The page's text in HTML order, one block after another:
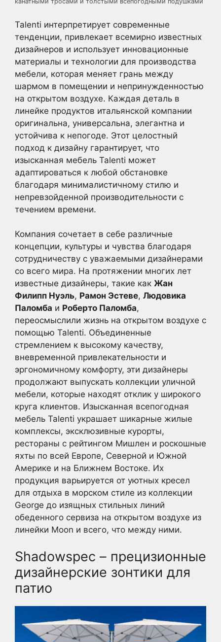
Talenti интерпретирует современные
тенденции, привлекает всемирно известных
дизайнеров и использует инновационные
материалы и технологии для производства
мебели, которая меняет грань между
шармом в помещении и непринужденностью
на открытом воздухе. Каждая деталь в
линейке продуктов итальянской компании
оригинальна, универсальна, элегантна и
устойчива к непогоде. Этот целостный
подход к дизайну гарантирует, что
изысканная мебель Talenti может
адаптироваться к любой обстановке
благодаря минималистичному стилю и
непревзойденной производительности с
течением времени.
Компания сочетает в себе различные
концепции, культуры и чувства благодаря
сотрудничеству с уважаемыми дизайнерами
со всего мира. На протяжении многих лет
известные дизайнеры, такие как Жан
Филипп Нуэль, Рамон Эстеве, Людовика
Паломба и Роберто Паломба,
переосмыслили жизнь на открытом воздухе с
помощью Talenti. Объединенные
стремлением к высокому качеству,
вневременной привлекательности и
эргономичному комфорту, эти дизайнеры
продолжают выпускать коллекции уличной
мебели, которые находят отклик у широкого
круга клиентов. Изысканная всепогодная
мебель Talenti украшает шикарные жилые
комплексы, эксклюзивные курорты,
рестораны с рейтингом Мишлен и роскошные
яхты по всей Европе, Северной и Южной
Америке и на Ближнем Востоке. Их
продукция варьируется от уютных кресел
для отдыха в морском стиле из коллекции
George до изящных стильных линий
обеденного сервиза на открытом воздухе из
линейки Moon и всего, что между ними.
Shadowspec – прецизионные
дизайнерские зонтики для
патио